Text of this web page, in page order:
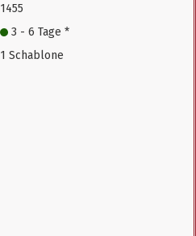
1455
3 - 6 Tage *
1 Schablone